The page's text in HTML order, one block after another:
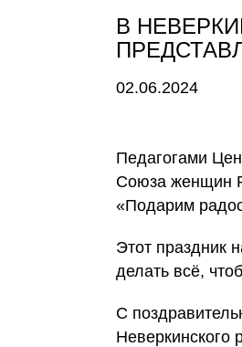
В
02.06.2024
Педагогами
Союза женщин
«Подарим
Этот праздник
делать всё,
С
Неверкинского